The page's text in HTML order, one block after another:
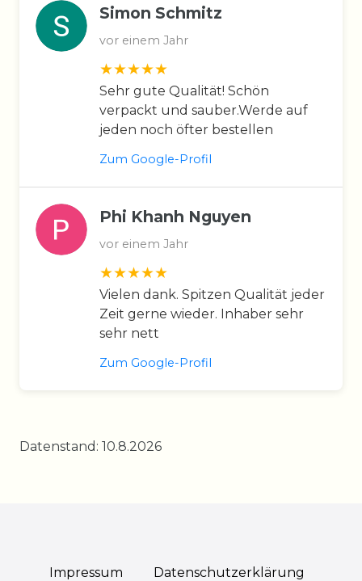
Simon Schmitz
vor einem Jahr
Sehr gute Qualität! Schön
verpackt und sauber.Werde auf
jeden noch öfter bestellen
Zum Google-Profil
Phi Khanh Nguyen
vor einem Jahr
Vielen dank. Spitzen Qualität jeder
Zeit gerne wieder. Inhaber sehr
sehr nett
Zum Google-Profil
Datenstand: 10.8.2026
Impressum Daten­schutz­erklärung